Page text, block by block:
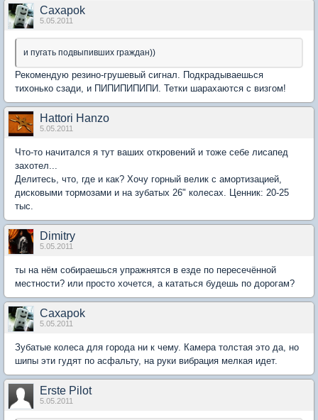
Caxapok
5.05.2011
и пугать подвыпивших граждан))
Рекомендую резино-грушевый сигнал. Подкрадываешься
тихонько сзади, и ПИПИПИПИПИ. Тетки шарахаются с визгом!
Hattori Hanzo
5.05.2011
Что-то начитался я тут ваших откровений и тоже себе лисапед
захотел...
Делитесь, что, где и как? Хочу горный велик с амортизацией,
дисковыми тормозами и на зубатых 26" колесах. Ценник: 20-25
тыс.
Dimitry
5.05.2011
ты на нём собираешься упражнятся в езде по пересечённой
местности? или просто хочется, а кататься будешь по дорогам?
Caxapok
5.05.2011
Зубатые колеса для города ни к чему. Камера толстая это да, но
шипы эти гудят по асфальту, на руки вибрация мелкая идет.
Erste Pilot
5.05.2011